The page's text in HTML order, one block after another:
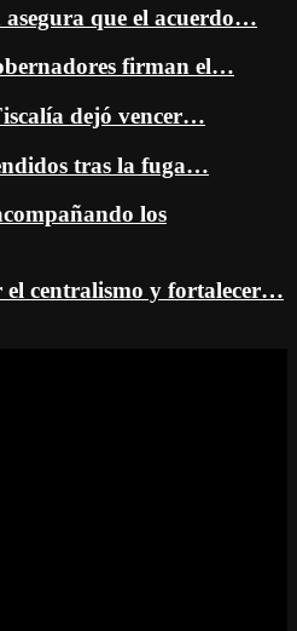
que el acuerdo…
firman el…
dejó vencer…
tras la fuga…
los
el centralismo y fortalecer…